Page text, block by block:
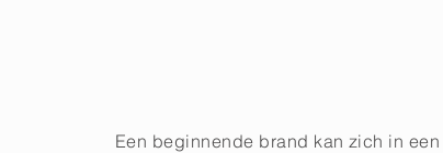
Een beginnende brand kan zich in